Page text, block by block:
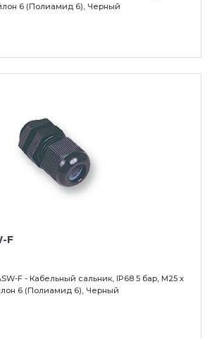
6 (Полиамид 6), Черный
F
F - Кабельный сальник, IP68 5 бар, M25 x
6 (Полиамид 6), Черный